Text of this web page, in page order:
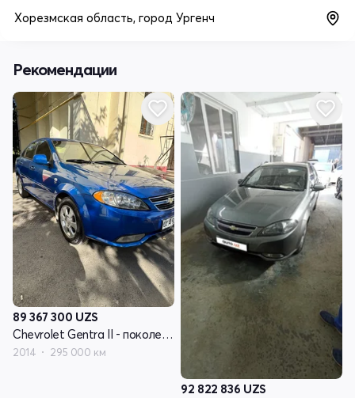
Хорезмская область, город Ургенч
Рекомендации
89 367 300 UZS
Chevrolet Gentra II - поколение
2014 295 000 км
92 822 836 UZS